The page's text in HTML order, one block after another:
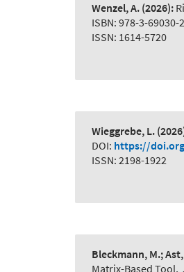
Wenzel, A. (2026):
ISBN: 978-3-69030-
ISSN: 1614-5720
Wieggrebe, L.
DOI: https://
ISSN: 2198-1922
Bleckmann, M.;
Matrix-Based Tool,